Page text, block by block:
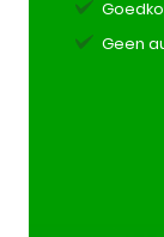
Geen